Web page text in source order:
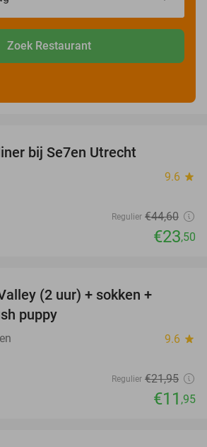
Zoek Restaurant
bij Se7en Utrecht
9.6 star
Regulier €44,60
€23,50
(2 uur) + sokken +
puppy
9.6 star
Regulier €21,95
€11 ,95